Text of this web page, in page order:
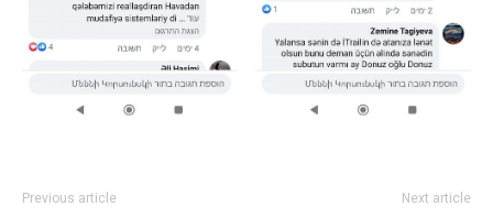
Previous article Next article